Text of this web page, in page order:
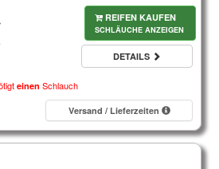
REIFEN KAUFEN
SCHLÄUCHE ANZEIGEN
DETAILS
einen Schlauch
Versand / Lieferzeiten